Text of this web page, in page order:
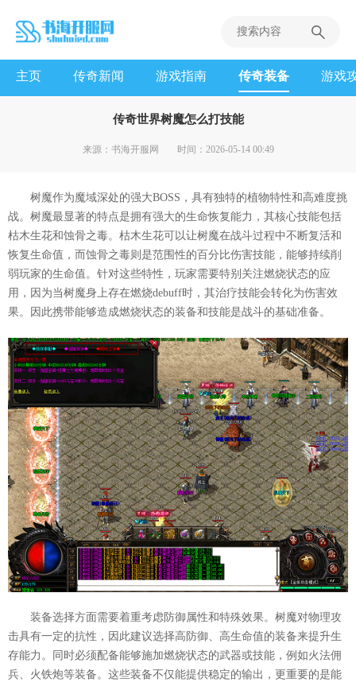
主页 传奇新闻 游戏指南 传奇装备 游戏
传奇世界树魔怎么打技能
来源：书海开服网 时间：2026-05-14 00:49
树魔作为魔域深处的强大BOSS，具有独特的植物特性和高难度挑
战。树魔最显著的特点是拥有强大的生命恢复能力，其核心技能包括
枯木生花和蚀骨之毒。枯木生花可以让树魔在战斗过程中不断复活和
恢复生命值，而蚀骨之毒则是范围性的百分比伤害技能，能够持续削
弱玩家的生命值。针对这些特性，玩家需要特别关注燃烧状态的应
用，因为当树魔身上存在燃烧debuff时，其治疗技能会转化为伤害效
果。因此携带能够造成燃烧状态的装备和技能是战斗的基础准备。
装备选择方面需要着重考虑防御属性和特殊效果。树魔对物理攻
击具有一定的抗性，因此建议选择高防御、高生命值的装备来提升生
存能力。同时必须配备能够施加燃烧状态的武器或技能，例如火法佣
兵、火铁炮等装备。这些装备不仅能提供稳定的输出，更重要的是能